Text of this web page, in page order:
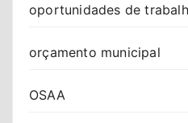
oportunidades de
orçamento municipal
OSAA